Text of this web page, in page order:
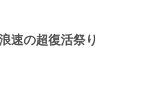
速の超復活祭り